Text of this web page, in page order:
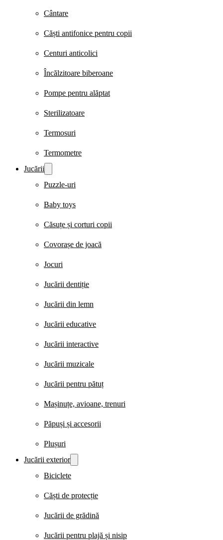
Cântare
Căști antifonice pentru copii
Centuri anticolici
Încălzitoare biberoane
Pompe pentru alăptat
Sterilizatoare
Termosuri
Termometre
Jucării
Puzzle-uri
Baby toys
Căsuțe și corturi copii
Covorașe de joacă
Jocuri
Jucării dentiție
Jucării din lemn
Jucării educative
Jucării interactive
Jucării muzicale
Jucării pentru pătuț
Mașinuțe, avioane, trenuri
Păpuși și accesorii
Plușuri
Jucării exterior
Biciclete
Căști de protecție
Jucării de grădină
Jucării pentru plajă și nisip